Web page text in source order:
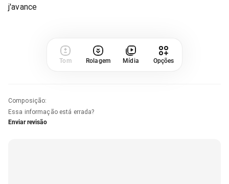
j'avance
Tom Rolagem Mídia Opções
Composição:
Essa informação está errada?
Enviar revisão